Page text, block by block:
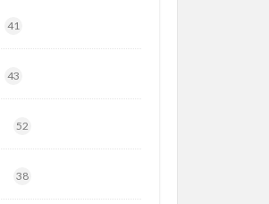
41
43
52
38